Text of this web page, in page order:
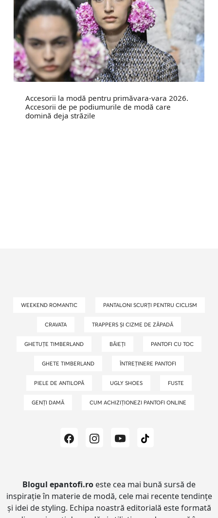
Accesorii la modă pentru primăvara-vara 2026.
Accesorii de pe podiumurile de modă care
domină deja străzile
WEEKEND ROMANTIC PANTALONI SCURȚI PENTRU CICLISM
CRAVATA TRAPPERS ȘI CIZME DE ZĂPADĂ
GHETUȚE TIMBERLAND BĂIEȚI PANTOFI CU TOC
GHETE TIMBERLAND ÎNTREȚINERE PANTOFI
PIELE DE ANTILOPĂ UGLY SHOES FUSTE
GENȚI DAMĂ CUM ACHIZIȚIONEZI PANTOFI ONLINE
Blogul epantofi.ro este cea mai bună sursă de
inspirație în materie de modă, cele mai recente tendințe
și idei de styling. Echipa noastră editorială este formată